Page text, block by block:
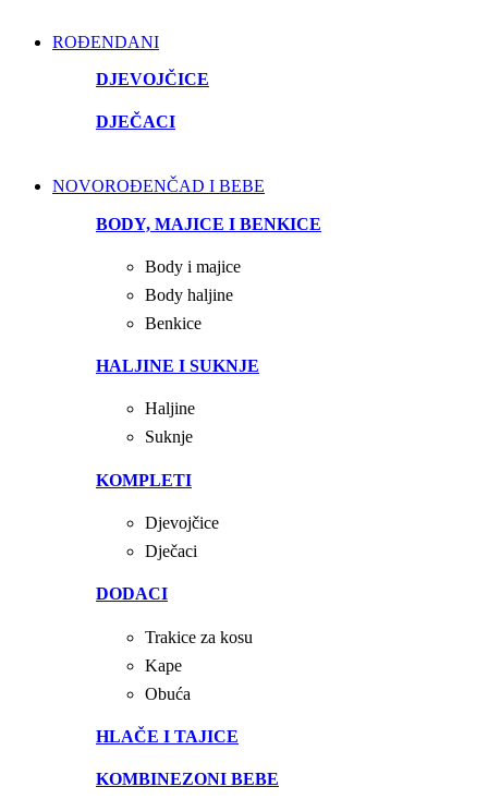
ROĐENDANI
DJEVOJČICE
DJEČACI
NOVOROĐENČAD I BEBE
BODY, MAJICE I BENKICE
Body i majice
Body haljine
Benkice
HALJINE I SUKNJE
Haljine
Suknje
KOMPLETI
Djevojčice
Dječaci
DODACI
Trakice za kosu
Kape
Obuća
HLAČE I TAJICE
KOMBINEZONI BEBE